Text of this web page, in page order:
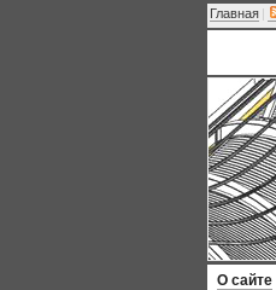
Главная |
О сайте